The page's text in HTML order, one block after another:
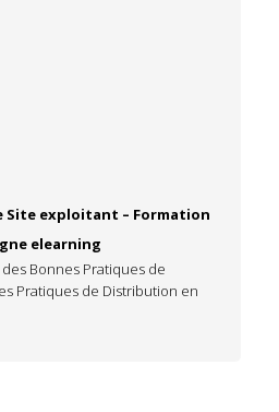
Site exploitant – Formation
elearning
Bonnes Pratiques de
Pratiques de Distribution en